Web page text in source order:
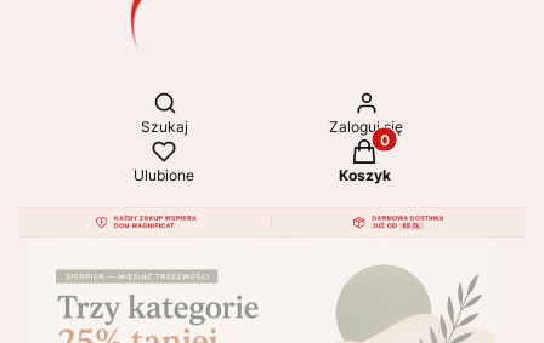
Otwórz wyszukiwarkę
Szukaj Zaloguj się
Ulubione
Produkty w koszyku:
Koszyk